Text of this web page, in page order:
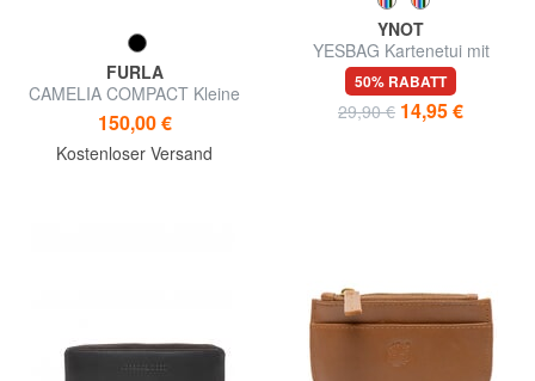
FURLA
CAMELIA COMPACT Kleine
Geldbörse aus Leder
150,00 €
Kostenloser Versand
YNOT
YESBAG Kartenetui mit
Reißverschluss und Armband
50% RABATT